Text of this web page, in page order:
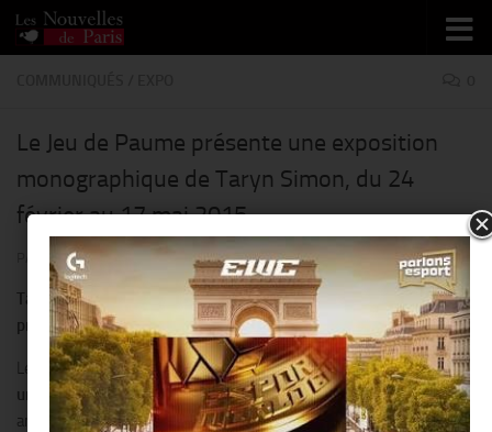
Skip to content
Le Jeu de Paume présente une exposition
monographique de Taryn Simon, du 24
février au 17 mai 2015
THIERRY KER 5 JANVIER 2015
Taryn Simon: Vues arrière, nébuleuse stellaire et le bureau de la
propagande extérieure
Le Jeu de Paume est lapremière institution parisienne à recevoir
une exposition monographique de Taryn Simon . Artiste
américaine (née à New York en 1975), Taryn Simon investit, depuis